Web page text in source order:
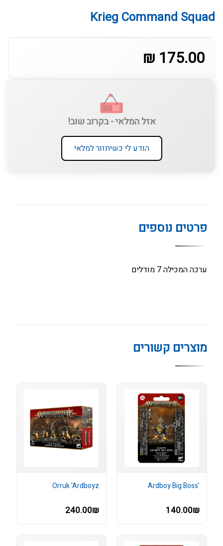
Krieg Command Squad
175.00 ₪
אזל המלאי - בקרוב שוב!
הודע לי כשיחזור למלאי
פרטים נוספים
ערכה המכילה 7 מודלים
מוצרים קשורים
'Ardboy Big Boss
140.00₪
Orruk 'Ardboyz
240.00₪